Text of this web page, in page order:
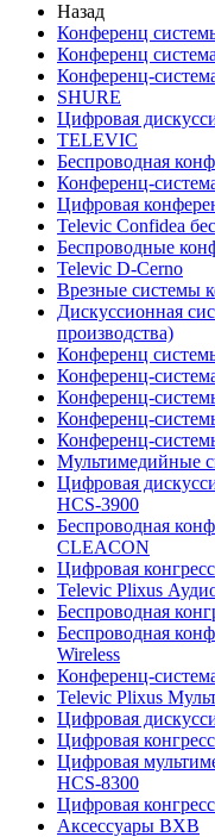
Назад
Конференц
Конференц
Конференц-
SHURE
Цифровая
TELEVIC
Беспроводная
Конференц-
Цифровая
Televic Confidea
Беспроводные
Televic D-Cerno
Врезные системы
Дискуссионная
производства)
Конференц
Конференц-
Конференц-
Конференц-
Конференц-
Мультимедийные
Цифровая
HCS-3900
Беспроводная
CLEACON
Цифровая
Televic Plixus
Беспроводная
Беспроводная
Wireless
Конференц-
Televic Plixus
Цифровая
Цифровая
Цифровая
HCS-8300
Цифровая
Аксессуары BXB